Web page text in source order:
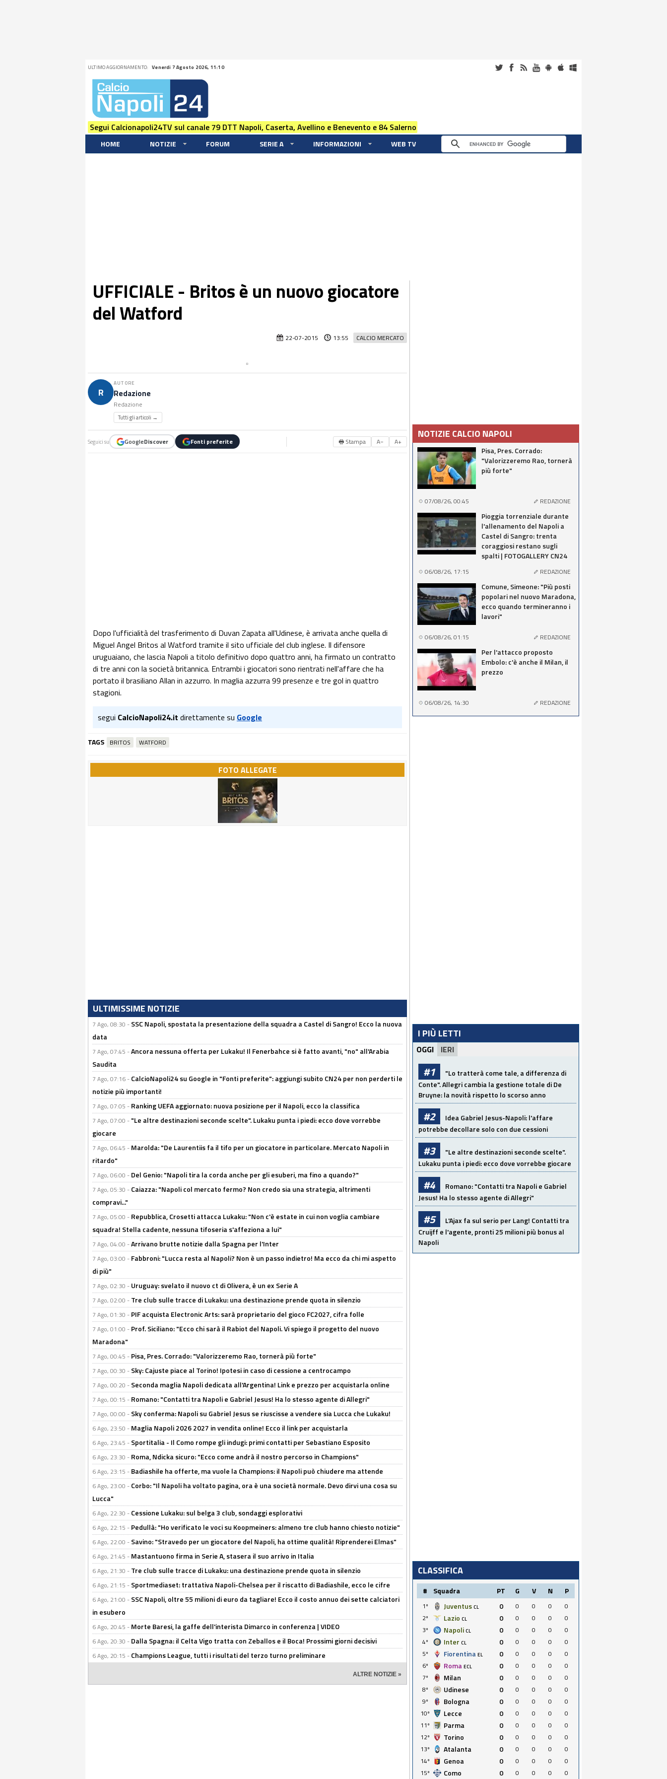
ULTIMO AGGIORNAMENTO: Venerdi 7 Agosto 2026, 11:10
Segui Calcionapoli24TV sul canale 79 DTT Napoli, Caserta, Avellino e Benevento e 84 Salerno
HOME NOTIZIE FORUM SERIE A INFORMAZIONI WEB TV
UFFICIALE - Britos è un nuovo giocatore
del Watford
CALCIO MERCATO
22-07-2015 13:55
R
AUTORE
Redazione
Redazione
Tutti gli articoli →
Seguici su GoogleDiscover Fonti preferite 🖶 Stampa A− A+
Dopo l'ufficialità del trasferimento di Duvan Zapata all'Udinese, è arrivata anche quella di
Miguel Angel Britos al Watford tramite il sito ufficiale del club inglese. Il difensore
uruguaiano, che lascia Napoli a titolo definitivo dopo quattro anni, ha firmato un contratto
di tre anni con la società britannica. Entrambi i giocatori sono rientrati nell'affare che ha
portato il brasiliano Allan in azzurro. In maglia azzurra 99 presenze e tre gol in quattro
stagioni.
segui CalcioNapoli24.it direttamente su Google
TAGS BRITOS WATFORD
FOTO ALLEGATE
ULTIMISSIME NOTIZIE
7 Ago, 08:30 - SSC Napoli, spostata la presentazione della squadra a Castel di Sangro! Ecco la nuova
data
7 Ago, 07:45 -Ancora nessuna offerta per Lukaku! Il Fenerbahce si è fatto avanti, "no" all'Arabia
Saudita
7 Ago, 07:16 - CalcioNapoli24 su Google in "Fonti preferite": aggiungi subito CN24 per non perderti le
notizie più importanti!
7 Ago, 07:05 - Ranking UEFA aggiornato: nuova posizione per il Napoli, ecco la classifica
7 Ago, 07:00 - "Le altre destinazioni seconde scelte". Lukaku punta i piedi: ecco dove vorrebbe
giocare
7 Ago, 06:45 - Marolda: "De Laurentiis fa il tifo per un giocatore in particolare. Mercato Napoli in
ritardo"
7 Ago, 06:00 - Del Genio: "Napoli tira la corda anche per gli esuberi, ma fino a quando?"
7 Ago, 05:30 - Caiazza: "Napoli col mercato fermo? Non credo sia una strategia, altrimenti
compravi..."
7 Ago, 05:00 - Repubblica, Crosetti attacca Lukaku: "Non c'è estate in cui non voglia cambiare
squadra! Stella cadente, nessuna tifoseria s'affeziona a lui"
7 Ago, 04:00 -Arrivano brutte notizie dalla Spagna per l'Inter
7 Ago, 03:00 - Fabbroni: "Lucca resta al Napoli? Non è un passo indietro! Ma ecco da chi mi aspetto
di più"
7 Ago, 02:30 - Uruguay: svelato il nuovo ct di Olivera, è un ex Serie A
7 Ago, 02:00 - Tre club sulle tracce di Lukaku: una destinazione prende quota in silenzio
7 Ago, 01:30 - PIF acquista Electronic Arts: sarà proprietario del gioco FC2027, cifra folle
7 Ago, 01:00 - Prof. Siciliano: "Ecco chi sarà il Rabiot del Napoli. Vi spiego il progetto del nuovo
Maradona"
7 Ago, 00:45 - Pisa, Pres. Corrado: "Valorizzeremo Rao, tornerà più forte"
7 Ago, 00:30 - Sky: Cajuste piace al Torino! Ipotesi in caso di cessione a centrocampo
7 Ago, 00:20 - Seconda maglia Napoli dedicata all'Argentina! Link e prezzo per acquistarla online
7 Ago, 00:15 - Romano: "Contatti tra Napoli e Gabriel Jesus! Ha lo stesso agente di Allegri"
7 Ago, 00:00 - Sky conferma: Napoli su Gabriel Jesus se riuscisse a vendere sia Lucca che Lukaku!
6 Ago, 23:50 - Maglia Napoli 2026 2027 in vendita online! Ecco il link per acquistarla
6 Ago, 23:45 - Sportitalia - Il Como rompe gli indugi: primi contatti per Sebastiano Esposito
6 Ago, 23:30 - Roma, Ndicka sicuro: "Ecco come andrà il nostro percorso in Champions"
6 Ago, 23:15 - Badiashile ha offerte, ma vuole la Champions: il Napoli può chiudere ma attende
6 Ago, 23:00 - Corbo: "Il Napoli ha voltato pagina, ora è una società normale. Devo dirvi una cosa su
Lucca"
6 Ago, 22:30 - Cessione Lukaku: sul belga 3 club, sondaggi esplorativi
6 Ago, 22:15 - Pedullà: "Ho verificato le voci su Koopmeiners: almeno tre club hanno chiesto notizie"
6 Ago, 22:00 - Savino: "Stravedo per un giocatore del Napoli, ha ottime qualità! Riprenderei Elmas"
6 Ago, 21:45 - Mastantuono firma in Serie A, stasera il suo arrivo in Italia
6 Ago, 21:30 - Tre club sulle tracce di Lukaku: una destinazione prende quota in silenzio
6 Ago, 21:15 - Sportmediaset: trattativa Napoli-Chelsea per il riscatto di Badiashile, ecco le cifre
6 Ago, 21:00 - SSC Napoli, oltre 55 milioni di euro da tagliare! Ecco il costo annuo dei sette calciatori
in esubero
6 Ago, 20:45 - Morte Baresi, la gaffe dell'interista Dimarco in conferenza | VIDEO
6 Ago, 20:30 - Dalla Spagna: il Celta Vigo tratta con Zeballos e il Boca! Prossimi giorni decisivi
6 Ago, 20:15 - Champions League, tutti i risultati del terzo turno preliminare
ALTRE NOTIZIE »
NOTIZIE CALCIO NAPOLI
Pisa, Pres. Corrado:
"Valorizzeremo Rao, tornerà
più forte"
07/08/26, 00:45 REDAZIONE
Pioggia torrenziale durante
l'allenamento del Napoli a
Castel di Sangro: trenta
coraggiosi restano sugli
spalti | FOTOGALLERY CN24
06/08/26, 17:15 REDAZIONE
Comune, Simeone: "Più posti
popolari nel nuovo Maradona,
ecco quando termineranno i
lavori"
06/08/26, 01:15 REDAZIONE
Per l'attacco proposto
Embolo: c'è anche il Milan, il
prezzo
06/08/26, 14:30 REDAZIONE
I PIÙ LETTI
OGGI IERI
#1
"Lo tratterà come tale, a differenza di
Conte". Allegri cambia la gestione totale di De
Bruyne: la novità rispetto lo scorso anno
#2
Idea Gabriel Jesus-Napoli: l'affare
potrebbe decollare solo con due cessioni
#3
"Le altre destinazioni seconde scelte".
Lukaku punta i piedi: ecco dove vorrebbe giocare
#4
Romano: "Contatti tra Napoli e Gabriel
Jesus! Ha lo stesso agente di Allegri"
#5
L'Ajax fa sul serio per Lang! Contatti tra
Cruijff e l'agente, pronti 25 milioni più bonus al
Napoli
CLASSIFICA
# Squadra PT G V N P
1º Juventus CL 0 0 0 0
0
2º
Lazio CL 0 0 0 0
0
3º
Napoli CL 0 0 0 0
0
4º
Inter CL 0 0 0 0
0
5º
Fiorentina EL 0 0 0 0
0
6º
Roma ECL 0 0 0 0
0
7º
Milan 0 0 0 0
0
8º
Udinese 0 0 0 0
0
9º
Bologna 0 0 0 0
0
10º
Lecce 0 0 0 0
0
11º
Parma 0 0 0 0
0
12º
Torino 0 0 0 0
0
13º
Atalanta 0 0 0 0
0
14º
Genoa 0 0 0 0
0
15º
Como 0 0 0 0 0